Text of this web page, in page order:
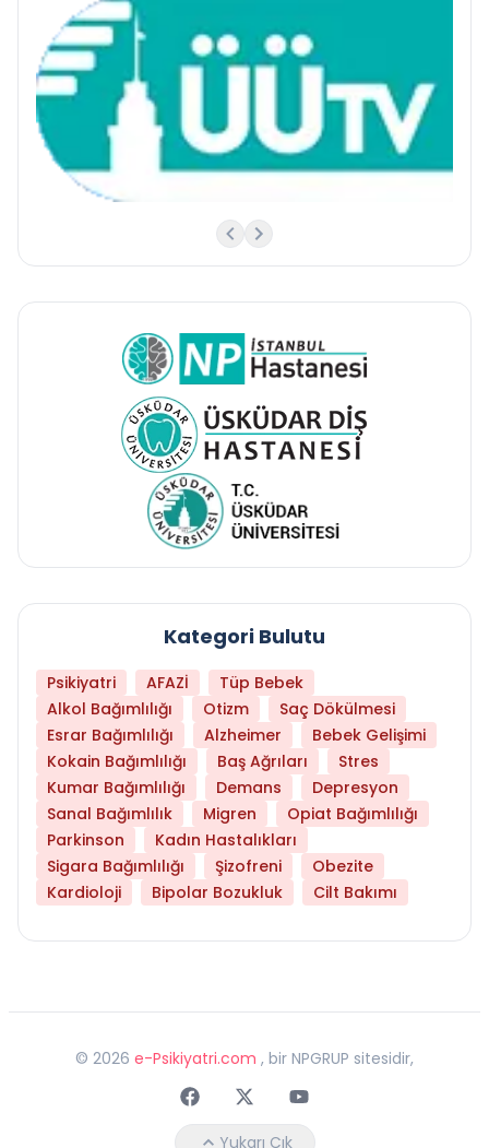
Kategori Bulutu
Psikiyatri AFAZİ
Tüp Bebek
Alkol Bağımlılığı
Otizm
Saç Dökülmesi
Esrar Bağımlılığı
Alzheimer
Bebek Gelişimi
Kokain Bağımlılığı
Baş Ağrıları
Stres
Kumar Bağımlılığı
Demans
Depresyon
Sanal Bağımlılık
Migren
Opiat Bağımlılığı
Parkinson
Kadın Hastalıkları
Sigara Bağımlılığı
Şizofreni
Obezite
Kardioloji
Bipolar Bozukluk Cilt Bakımı
© 2026 e-Psikiyatri.com , bir NPGRUP sitesidir,
FaceebokTwitterYoutube
Yukarı Çık